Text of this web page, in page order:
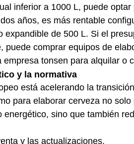
inferior a 1000 L, puede
años, es más rentable
expandible de 500 L. Si el
puede comprar equipos de
tonsen para alquilar o
y la normativa
está acelerando la
para elaborar cerveza no
sino que también
y las actualizaciones.